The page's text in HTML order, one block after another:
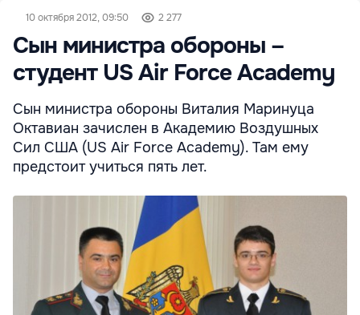
10 октября 2012, 09:50 2 277
Сын министра обороны –
студент US Air Force Academy
Сын министра обороны Виталия Маринуца
Октавиан зачислен в Академию Воздушных
Сил США (US Air Force Academy). Там ему
предстоит учиться пять лет.